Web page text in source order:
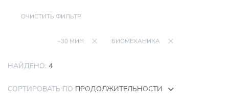
ОЧИСТИТЬ ФИЛЬТР
~30 МИН БИОМЕХАНИКА
НАЙДЕНО: 4
СОРТИРОВАТЬ ПО ПРОДОЛЖИТЕЛЬНОСТИ